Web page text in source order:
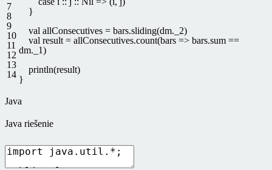
7
8
9
10
11
12
13
14
}
val allConsecutives = bars.sliding(dm. _2)
val result = allConsecutives.count(bars => bars.sum ==
dm. _1)
println(result)
}
Java
Java riešenie